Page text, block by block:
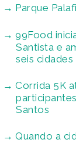
Parque
99Food
Santista e
seis cidades
Corrida 5K
Santos
Quando a